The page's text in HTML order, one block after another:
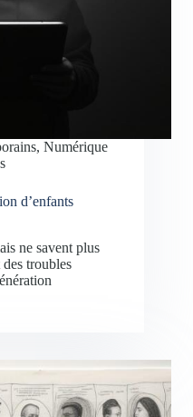
, Numérique
d’enfants
ne savent plus
troubles